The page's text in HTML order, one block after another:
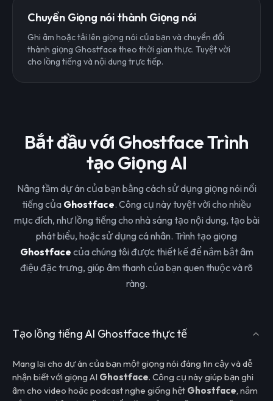
Chuyển Giọng nói thành Giọng nói
Ghi âm hoặc tải lên giọng nói của bạn và chuyển đổi
thành giọng Ghostface theo thời gian thực. Tuyệt vời
cho lồng tiếng và nội dung trực tiếp.
Bắt đầu với Ghostface Trình
tạo Giọng AI
Nâng tầm dự án của bạn bằng cách sử dụng giọng nói nổi
tiếng của Ghostface. Công cụ này tuyệt vời cho nhiều
mục đích, như lồng tiếng cho nhà sáng tạo nội dung, tạo bài
phát biểu, hoặc sử dụng cá nhân. Trình tạo giọng
Ghostface của chúng tôi được thiết kế để nắm bắt âm
điệu đặc trưng, giúp âm thanh của bạn quen thuộc và rõ
ràng.
Tạo lồng tiếng AI Ghostface thực tế
Mang lại cho dự án của bạn một giọng nói đáng tin cậy và dễ
nhận biết với giọng AI Ghostface. Công cụ này giúp bạn ghi
âm cho video hoặc podcast nghe giống hệt Ghostface, nắm